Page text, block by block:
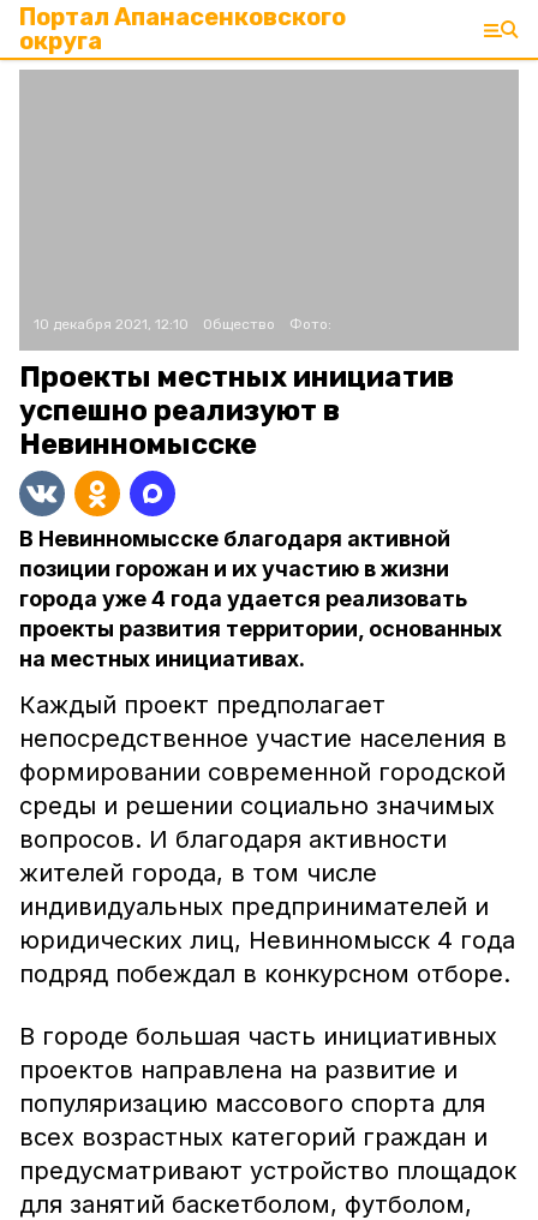
Портал Апанасенковского
округа
10 декабря 2021, 12:10 Общество Фото:
Проекты местных инициатив
успешно реализуют в
Невинномысске
В Невинномысске благодаря активной
позиции горожан и их участию в жизни
города уже 4 года удается реализовать
проекты развития территории, основанных
на местных инициативах.
Каждый проект предполагает
непосредственное участие населения в
формировании современной городской
среды и решении социально значимых
вопросов. И благодаря активности
жителей города, в том числе
индивидуальных предпринимателей и
юридических лиц, Невинномысск 4 года
подряд побеждал в конкурсном отборе.
В городе большая часть инициативных
проектов направлена на развитие и
популяризацию массового спорта для
всех возрастных категорий граждан и
предусматривают устройство площадок
для занятий баскетболом, футболом,